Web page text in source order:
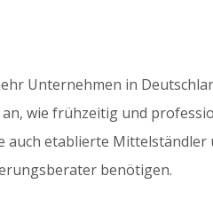
Unternehmen in
wie frühzeitig und
auch etablierte Mittelständler
benötigen.